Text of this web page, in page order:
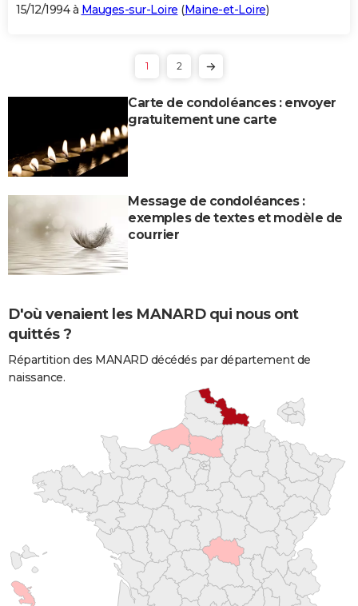
15/12/1994 à Mauges-sur-Loire (Maine-et-Loire)
1 2
Carte de condoléances : envoyer
gratuitement une carte
Message de condoléances :
exemples de textes et modèle de
courrier
D'où venaient les MANARD qui nous ont
quittés ?
Répartition des MANARD décédés par département de
naissance.